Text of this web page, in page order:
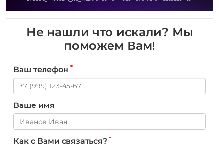
Не нашли что искали? Мы
поможем Вам!
Ваш телефон *
Ваше имя
Как с Вами связаться? *